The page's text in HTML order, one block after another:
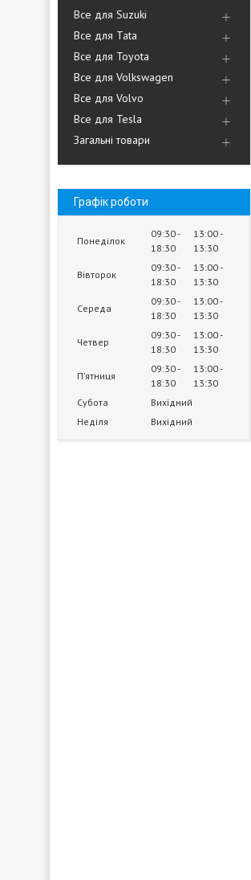
Все для Suzuki
Все для Tata
Все для Toyota
Все для Volkswagen
Все для Volvo
Все для Tesla
Загальні товари
Графік роботи
Понеділок
09:30
18:30
13:00
13:30
Вівторок
09:30
18:30
13:00
13:30
Середа
09:30
18:30
13:00
13:30
Четвер
09:30
18:30
13:00
13:30
Пʼятниця
09:30
18:30
13:00
13:30
Субота
Вихідний
Неділя
Вихідний